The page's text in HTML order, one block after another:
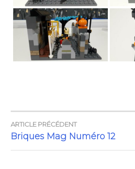
NAVIGATION
DE
ARTICLE PRÉCÉDENT
Briques Mag Numéro 12